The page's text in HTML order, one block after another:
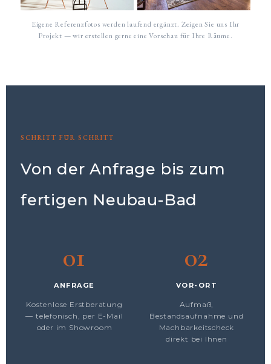
Eigene Referenzfotos werden laufend ergänzt. Zeigen Sie uns Ihr
Projekt — wir erstellen gerne eine Vorschau für Ihre Räume.
SCHRITT FÜR SCHRITT
Von der Anfrage bis zum
fertigen Neubau-Bad
01
ANFRAGE
Kostenlose Erstberatung
— telefonisch, per E-Mail
oder im Showroom
02
VOR-ORT
Aufmaß,
Bestandsaufnahme und
Machbarkeitscheck
direkt bei Ihnen